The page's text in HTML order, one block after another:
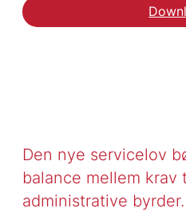
Den nye servicelov
balance mellem
administrative